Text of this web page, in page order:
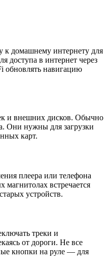
к домашнему интернету для
доступа в интернет через
обновлять навигацию
и внешних дисков. Обычно
Они нужны для загрузки
карт.
плеера или телефона
встречается
устройств.
треки и
от дороги. Не все
кнопки на руле — для